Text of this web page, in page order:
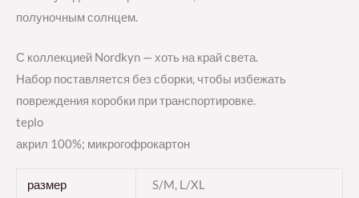
полуночным солнцем.
С коллекцией Nordkyn — хоть на край света.
Набор поставляется без сборки, чтобы избежать
повреждения коробки при транспортировке.
teplo
акрил 100%; микрогофрокартон
размер S/M, L/XL